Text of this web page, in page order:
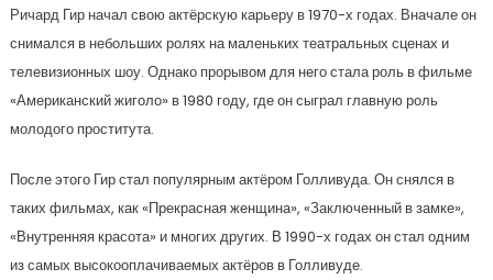
Ричард Гир начал свою актёрскую карьеру в 1970-х годах. Вначале он
снимался в небольших ролях на маленьких театральных сценах и
телевизионных шоу. Однако прорывом для него стала роль в фильме
«Американский жиголо» в 1980 году, где он сыграл главную роль
молодого проститута.
После этого Гир стал популярным актёром Голливуда. Он снялся в
таких фильмах, как «Прекрасная женщина», «Заключенный в замке»,
«Внутренняя красота» и многих других. В 1990-х годах он стал одним
из самых высокооплачиваемых актёров в Голливуде.